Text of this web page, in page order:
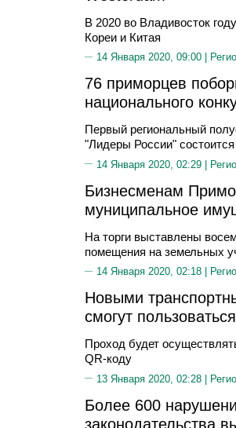
В 2020 во Владивосток
Кореи и Китая
14 Января 2020, 09:00 |
76 приморцев
национального
Первый региональный
"Лидеры России"
14 Января 2020, 02:29 |
Бизнесменам
муниципальное
На торги выставлены
помещения на земельных
14 Января 2020, 02:18 |
Новыми
смогут
Проход будет
QR-коду
13 Января 2020, 02:28 |
Более 600
законодательства